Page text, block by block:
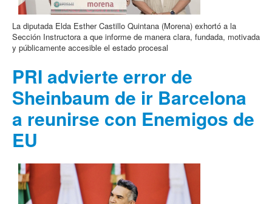
La diputada Elda Esther Castillo Quintana (Morena) exhortó a la
Sección Instructora a que informe de manera clara, fundada, motivada
y públicamente accesible el estado procesal
PRI advierte error de
Sheinbaum de ir Barcelona
a reunirse con Enemigos de
EU